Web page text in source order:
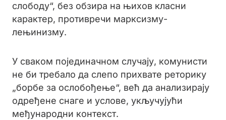
слободу“, без обзира на њихов класни
карактер, противречи марксизму-
лењинизму.
У сваком појединачном случају, комунисти
не би требало да слепо прихвате реторику
„борбе за ослобођење“, већ да анализирају
одређене снаге и услове, укључујући
међународни контекст.